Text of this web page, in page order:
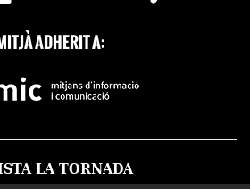
ADHERIT A:
LA TORNADA